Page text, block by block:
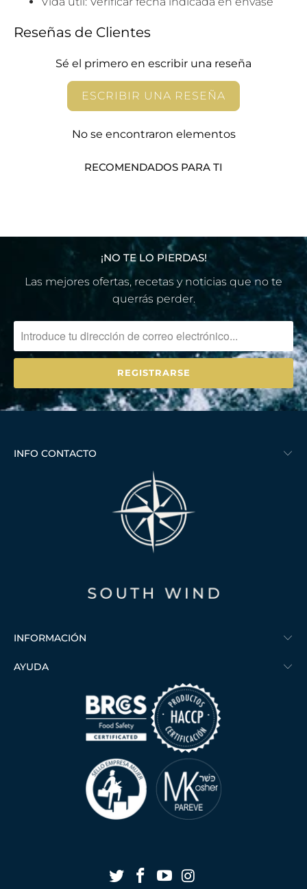
Reseñas de Clientes
Sé el primero en escribir una reseña
ESCRIBIR UNA RESEÑA
No se encontraron elementos
RECOMENDADOS PARA TI
¡NO TE LO PIERDAS!
Las mejores ofertas, recetas y noticias que no te
querrás perder.
INFO CONTACTO
INFORMACIÓN
AYUDA